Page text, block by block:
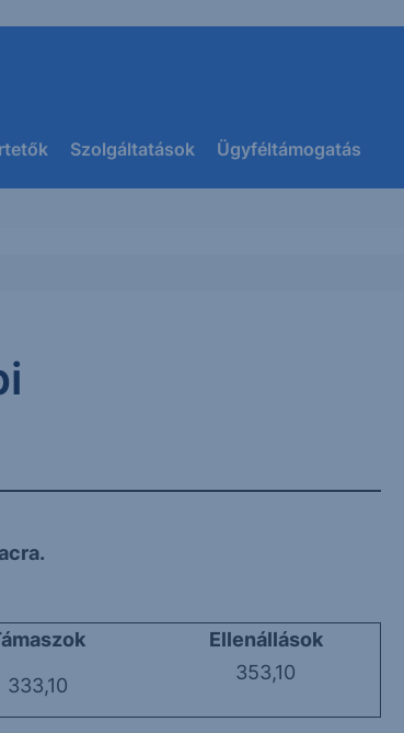
Szolgáltatások Ügyféltámogatás
Ellenállások
333,10
353,10